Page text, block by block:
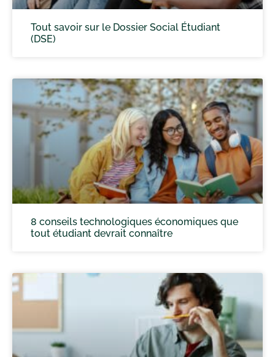
Tout savoir sur le Dossier Social Étudiant
(DSE)
8 conseils technologiques économiques que
tout étudiant devrait connaître